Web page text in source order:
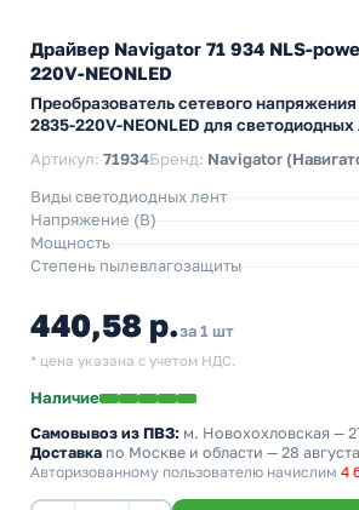
Драйвер Navigator 71 934 NLS-
220V-NEONLED
Преобразователь сетевого
2835-220V-NEONLED для светодиодных
Артикул: 71934Бренд: Navigator
Виды светодиодных лент
Напряжение (В)
Мощность
Степень пылевлагозащиты
440,58 р.за 1 шт
* цена указана с учетом НДС.
Наличие
Самовывоз из ПВЗ: м. Новохохловская —
Доставка по Москве и области — 28 августа
Авторизованному пользователю начислим 4